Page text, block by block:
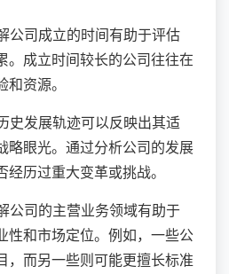
公司成立的时间有助于评估
。成立时间较长的公司往往在
资源。
史发展轨迹可以反映出其适
略眼光。通过分析公司的发展
历过重大变革或挑战。
公司的主营业务领域有助于
性和市场定位。例如，一些公
，而另一些则可能更擅长标准